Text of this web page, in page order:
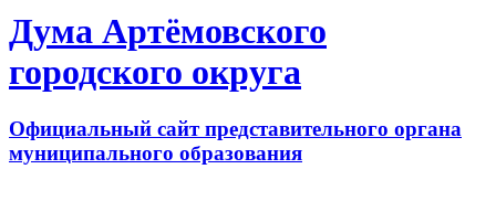
Дума Артёмовского
городского округа
Официальный сайт представительного органа
муниципального образования